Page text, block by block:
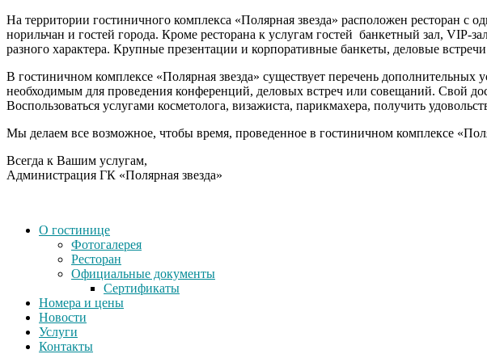
На территории гостиничного комплекса «Полярная звезда» расположен ресторан
норильчан и гостей города. Кроме ресторана к услугам гостей банкетный зал, VIP-
разного характера. Крупные презентации и корпоративные банкеты, деловые
В гостиничном комплексе «Полярная звезда» существует перечень
необходимым для проведения конференций, деловых встреч или совещаний. Свой
Воспользоваться услугами косметолога, визажиста, парикмахера, получить
Мы делаем все возможное, чтобы время, проведенное в гостиничном комплексе
Всегда к Вашим услугам,
Администрация ГК «Полярная звезда»
О гостинице
Фотогалерея
Ресторан
Официальные документы
Сертификаты
Номера и цены
Новости
Услуги
Контакты